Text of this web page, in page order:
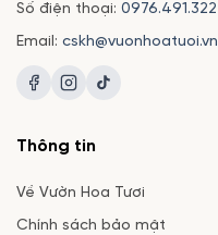
Số điện thoại: 0976.491.322
Email: cskh@vuonhoatuoi.vn
Thông tin
Về Vườn Hoa Tươi
Chính sách bảo mật